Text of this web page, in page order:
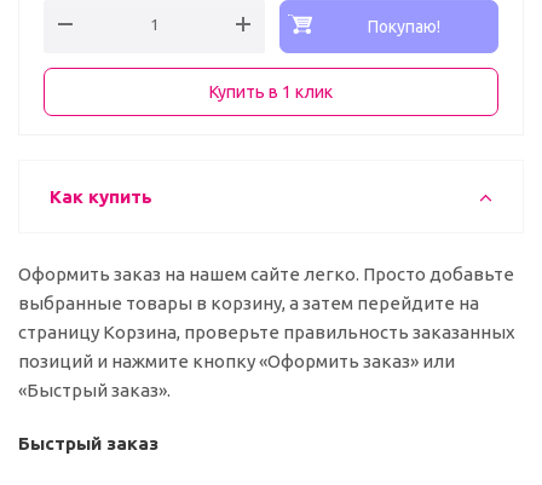
Покупаю!
Купить в 1 клик
Как купить
Оформить заказ на нашем сайте легко. Просто добавьте
выбранные товары в корзину, а затем перейдите на
страницу Корзина, проверьте правильность заказанных
позиций и нажмите кнопку «Оформить заказ» или
«Быстрый заказ».
Быстрый заказ